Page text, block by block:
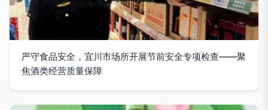
严守食品安全，宜川市场所开展节前安全专项检查——聚
焦酒类经营质量保障